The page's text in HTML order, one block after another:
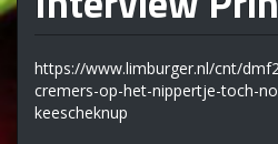
https://www.limburger.nl/cnt/
cremers-op-het-nippertje-toch-
keescheknup